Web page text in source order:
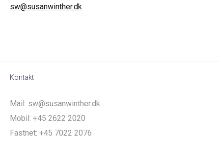
sw@susanwinther.dk
Kontakt
Mail: sw@susanwinther.dk
Mobil: +45 2622 2020
Fastnet: +45 7022 2076